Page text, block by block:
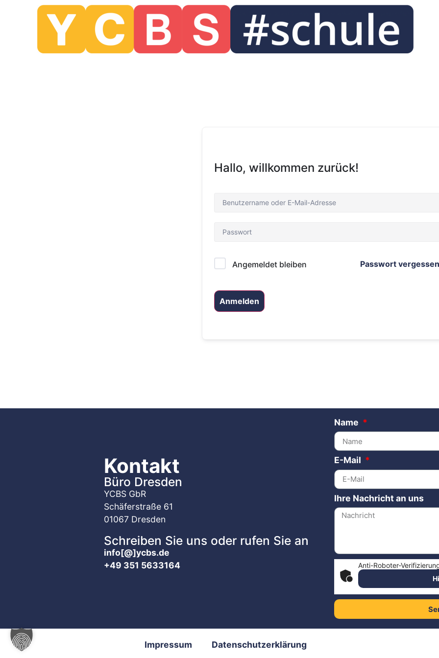
Hallo, willkommen zurück!
Angemeldet bleiben Passwort
Anmelden
Kontakt
Büro Dresden
YCBS GbR
Schäferstraße 61
01067 Dresden
Schreiben Sie uns oder rufen Sie an
info[@]ycbs.de
+49 351 5633164
Name
E-Mail
Ihre Nachricht an uns
Anti-Roboter-
Impressum Datenschutzerklärung